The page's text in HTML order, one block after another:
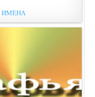
ИМЕНА